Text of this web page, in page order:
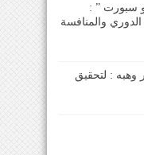
سبورت ” :
والمنافسة
وهبه : لتحقيق